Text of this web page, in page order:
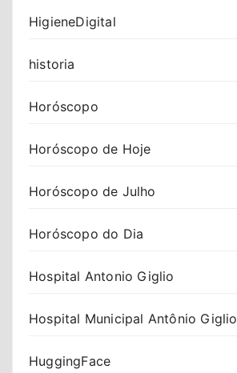
HigieneDigital
historia
Horóscopo
Horóscopo de Hoje
Horóscopo de Julho
Horóscopo do Dia
Hospital Antonio Giglio
Hospital Municipal Antônio Giglio
HuggingFace